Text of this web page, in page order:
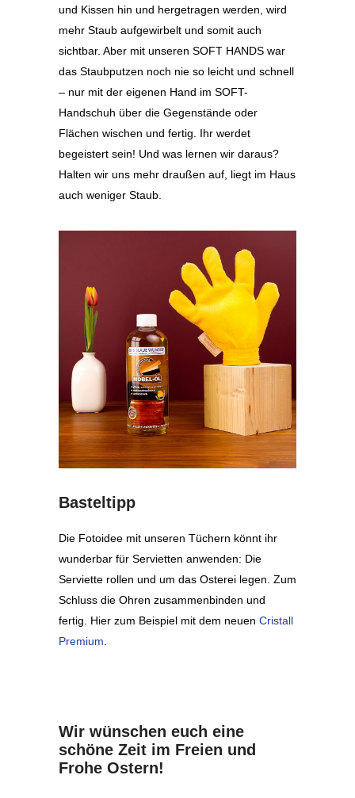
und Kissen hin und hergetragen werden, wird
mehr Staub aufgewirbelt und somit auch
sichtbar. Aber mit unseren SOFT HANDS war
das Staubputzen noch nie so leicht und schnell
– nur mit der eigenen Hand im SOFT-
Handschuh über die Gegenstände oder
Flächen wischen und fertig. Ihr werdet
begeistert sein! Und was lernen wir daraus?
Halten wir uns mehr draußen auf, liegt im Haus
auch weniger Staub.
Basteltipp
Die Fotoidee mit unseren Tüchern könnt ihr
wunderbar für Servietten anwenden: Die
Serviette rollen und um das Osterei legen. Zum
Schluss die Ohren zusammenbinden und
fertig. Hier zum Beispiel mit dem neuen Cristall
Premium.
Wir wünschen euch eine
schöne Zeit im Freien und
Frohe Ostern!